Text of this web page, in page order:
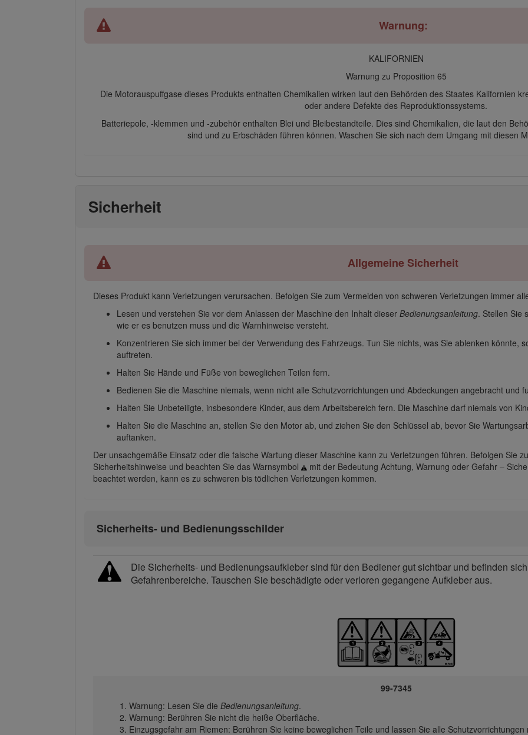
Warnung:
KALIFORNIEN
Warnung zu Proposition 65
Die Motorauspuffgase dieses Produkts enthalten Chemikalien wirken laut den Behörden des Staates Kalifornien
oder andere Defekte des Reproduktionssystems.
Batteriepole, -klemmen und -zubehör enthalten Blei und Bleibestandteile. Dies sind Chemikalien, die laut den
sind und zu Erbschäden führen können. Waschen Sie sich nach dem Umgang mit diesen
Sicherheit
Allgemeine Sicherheit
Dieses Produkt kann Verletzungen verursachen. Befolgen Sie zum Vermeiden von schweren Verletzungen immer
Lesen und verstehen Sie vor dem Anlassen der Maschine den Inhalt dieser Bedienungsanleitung. Stellen Sie
wie er es benutzen muss und die Warnhinweise versteht.
Konzentrieren Sie sich immer bei der Verwendung des Fahrzeugs. Tun Sie nichts, was Sie ablenken könnte,
auftreten.
Halten Sie Hände und Füße von beweglichen Teilen fern.
Bedienen Sie die Maschine niemals, wenn nicht alle Schutzvorrichtungen und Abdeckungen angebracht und
Halten Sie Unbeteiligte, insbesondere Kinder, aus dem Arbeitsbereich fern. Die Maschine darf niemals von
Halten Sie die Maschine an, stellen Sie den Motor ab, und ziehen Sie den Schlüssel ab, bevor Sie
auftanken.
Der unsachgemäße Einsatz oder die falsche Wartung dieser Maschine kann zu Verletzungen führen. Befolgen Sie
Sicherheitshinweise und beachten Sie das Warnsymbol
mit der Bedeutung Achtung, Warnung oder Gefahr –
beachtet werden, kann es zu schweren bis tödlichen Verletzungen kommen.
Sicherheits- und Bedienungsschilder
Die Sicherheits- und Bedienungsaufkleber sind für den Bediener gut sichtbar und befinden
Gefahrenbereiche. Tauschen Sie beschädigte oder verloren gegangene Aufkleber aus.
99-7345
Warnung: Lesen Sie die Bedienungsanleitung.
Warnung: Berühren Sie nicht die heiße Oberfläche.
Einzugsgefahr am Riemen: Berühren Sie keine beweglichen Teile und lassen Sie alle Schutzvorrichtungen